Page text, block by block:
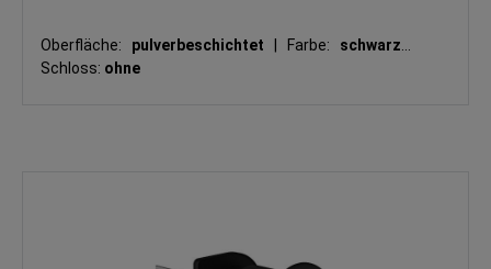
Oberfläche: pulverbeschichtet Farbe: schwarz
Schloss: ohne